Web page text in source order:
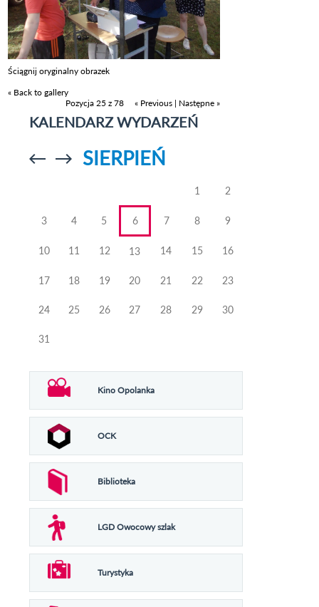
Ściągnij oryginalny obrazek
« Back to gallery
Pozycja 25 z 78
« Previous | Następne »
KALENDARZ WYDARZEŃ
Przejdź doPrzejdź do
SIERPIEŃ
1 2
3 4 5 6 7 8 9
10 11 12 13 14 15 16
17 18 19 20 21 22 23
24 25 26 27 28 29 30
31
Kino Opolanka
OCK
Biblioteka
LGD Owocowy szlak
Turystyka